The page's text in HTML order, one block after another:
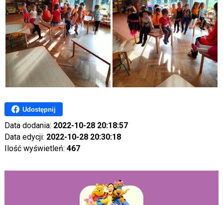
Udostępnij
Data dodania: 2022-10-28 20:18:57
Data edycji: 2022-10-28 20:30:18
Ilość wyświetleń: 467